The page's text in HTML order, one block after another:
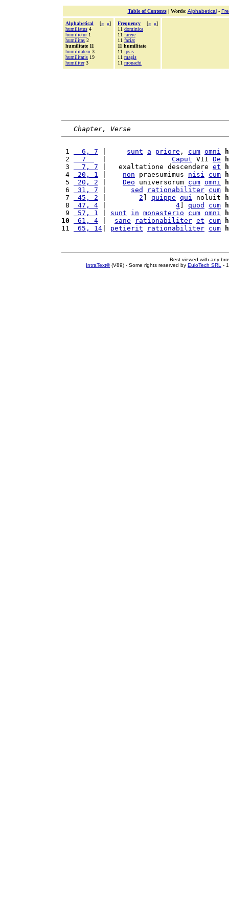
Table of Contents| Words: Alphabetical-
Alphabetical [« »]
humiliatus 4
humilietur1
humilitas 2
humilitate 11
humilitatem 3
humilitatis 19
humiliter3
Frequency [« »]
11 dominica
11 facere
11 faciat
11 humilitate
11 ipsis
11 magis
11 monachi
Chapter, Verse
1
  6, 7
sunt a priore , cum omni
2
  7
Caput VII De
3
  7, 7
|   exaltatione descendere et
4
20, 1 non praesumimus nisi cum
5
20, 2 Deo universorum cum omni
6
31, 7 sed rationabiliter cum
7
45, 2 2 quippe qui noluit
8
47, 4 4 quod cum
9
57, 1 sunt in monasterio cum omni
10
61, 4 sane rationabiliter et cum
11
65, 14 petierit rationabiliter cum
Best viewed with any
IntraText®(V89) - Some rights reserved by EuloTech SRL -